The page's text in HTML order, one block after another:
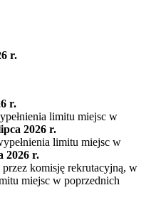
r.
r.
limitu miejsc w
2026 r.
limitu miejsc w
2026 r.
komisję rekrutacyjną, w
miejsc w poprzednich